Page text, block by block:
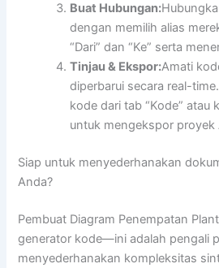
Buat Hubungan:
dengan memilih alias
“Dari” dan “Ke” serta
Tinjau & Ekspor:Amati
diperbarui secara real-
kode dari tab “Kode” atau
untuk mengekspor proyek
Siap untuk menyederhanakan
Anda?
Pembuat Diagram Penempatan
generator kode—ini adalah pengali
menyederhanakan kompleksitas